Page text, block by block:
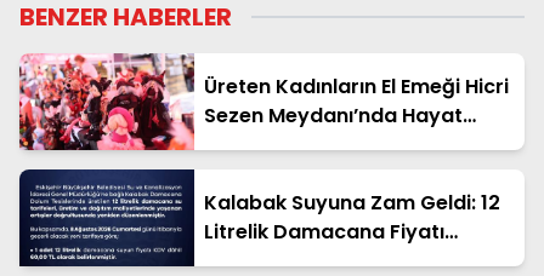
BENZER HABERLER
Üreten Kadınların El Emeği Hicri
Sezen Meydanı’nda Hayat
Bulacak
Kalabak Suyuna Zam Geldi: 12
Litrelik Damacana Fiyatı
Güncellendi!